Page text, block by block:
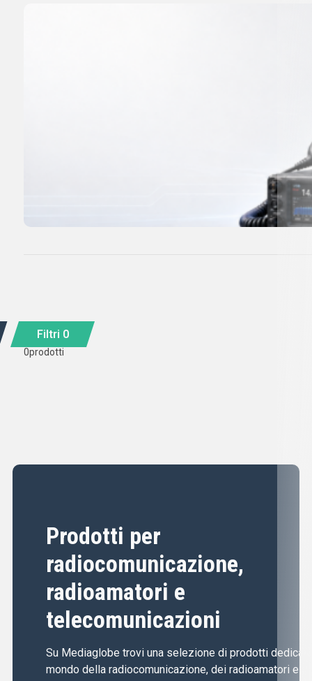
Filtri 0
0prodotti
Prodotti per
radiocomunicazione,
radioamatori e
telecomunicazioni
Su Mediaglobe trovi una selezione di prodotti dedicati
mondo della radiocomunicazione, dei radioamatori e